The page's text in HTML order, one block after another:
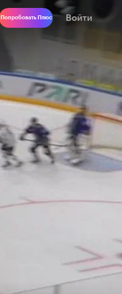
Попробовать Плюс Войти